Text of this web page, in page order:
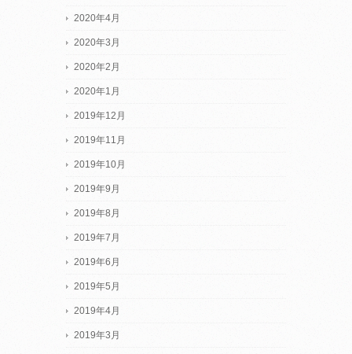
2020年4月
2020年3月
2020年2月
2020年1月
2019年12月
2019年11月
2019年10月
2019年9月
2019年8月
2019年7月
2019年6月
2019年5月
2019年4月
2019年3月